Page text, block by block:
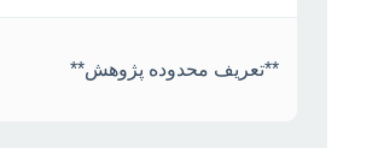
**تعریف محدوده پژوهش**